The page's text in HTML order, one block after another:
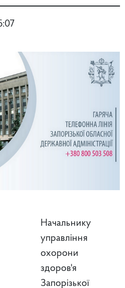
Начальнику
управління
охорони
здоров'я
Запорізької